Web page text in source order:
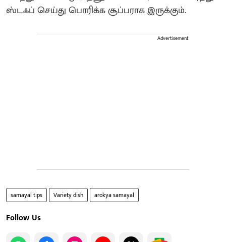
ஸ்டஃப் செய்து பொரிக்க சூப்பராக இருக்கும்.
Advertisement
samayal tips Variety dish arokya samayal
Follow Us